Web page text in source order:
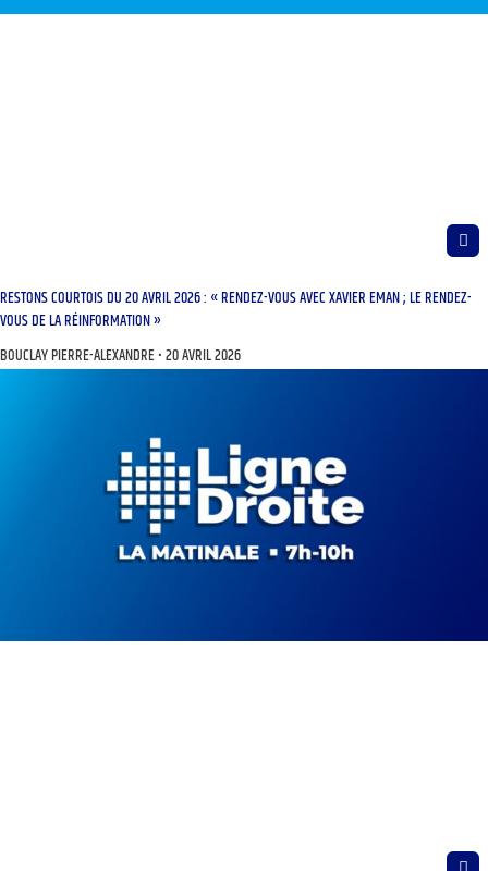
RESTONS COURTOIS DU 20 AVRIL 2026 : « RENDEZ-VOUS AVEC XAVIER EMAN ; LE RENDEZ-
VOUS DE LA RÉINFORMATION »
BOUCLAY PIERRE-ALEXANDRE 20 AVRIL 2026